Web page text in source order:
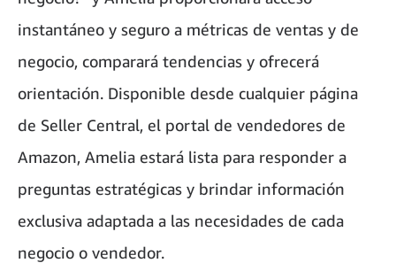
instantáneo y seguro a métricas de ventas y de
negocio, comparará tendencias y ofrecerá
orientación. Disponible desde cualquier página
de Seller Central, el portal de vendedores de
Amazon, Amelia estará lista para responder a
preguntas estratégicas y brindar información
exclusiva adaptada a las necesidades de cada
negocio o vendedor.